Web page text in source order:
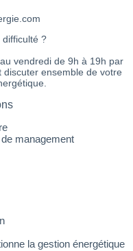
difficulté ?
vendredi de 9h à 19h par
ensemble de votre
management
la gestion énergétique